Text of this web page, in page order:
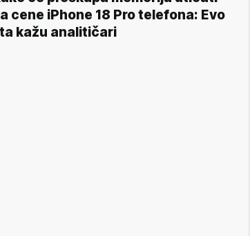
cene iPhone 18 Pro telefona: Evo
kažu analitičari